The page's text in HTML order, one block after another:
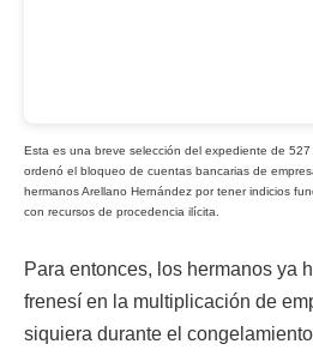
Esta es una breve selección del expediente de
ordenó el bloqueo de cuentas bancarias de
hermanos Arellano Hernández por tener indicios
con recursos de procedencia ilícita.
Para entonces, los hermanos ya
frenesí en la multiplicación de
siquiera durante el